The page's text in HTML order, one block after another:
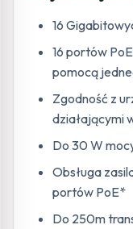
16
16 portów
pomocą
Zgodność z
działającymi
Do 30 W
Obsługa
portów PoE*
Do 250m